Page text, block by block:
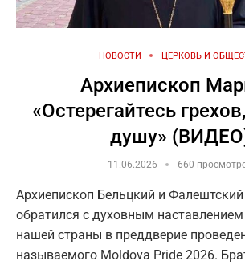
НОВОСТИ ЦЕРКОВЬ И
Архиепископ
«Остерегайтесь
душу»
11.06.2026 660
Архиепископ Бельцкий и
обратился с духовным
нашей страны в преддверие
называемого Moldova Pride 2026.